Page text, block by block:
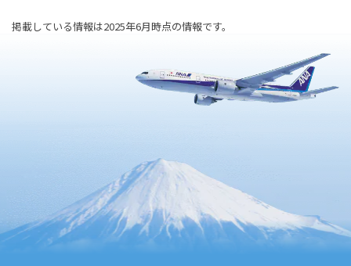
掲載している情報は2025年6月時点の情報です。